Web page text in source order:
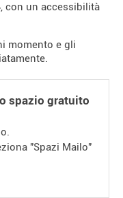
con un accessibilità
momento e gli
spazio gratuito
"Spazi Mailo"